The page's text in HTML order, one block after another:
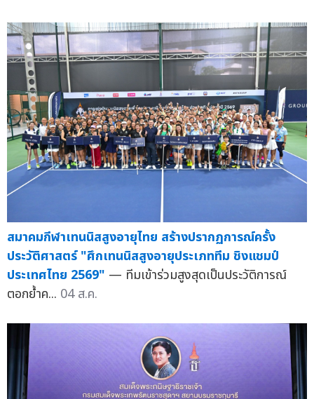
สมาคมกีฬาเทนนิสสูงอายุไทย สร้างปรากฏการณ์ครั้ง
ประวัติศาสตร์ "ศึกเทนนิสสูงอายุประเภททีม ชิงแชมป์
ประเทศไทย 2569" — ทีมเข้าร่วมสูงสุดเป็นประวัติการณ์
ตอกย้ำค... 04 ส.ค.